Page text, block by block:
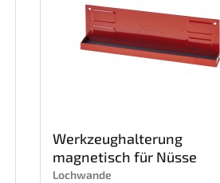
Werkzeughalterung
magnetisch für Nüsse
Lochwande